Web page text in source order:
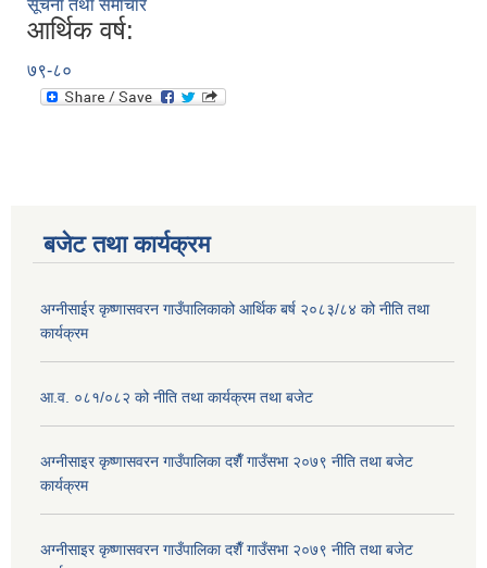
सूचना तथा समाचार
आर्थिक वर्ष:
७९-८०
बजेट तथा कार्यक्रम
अग्नीसाईर कृष्णासवरन गाउँपालिकाको आर्थिक बर्ष २०८३/८४ को नीति तथा
कार्यक्रम
आ.व. ०८१/०८२ को नीति तथा कार्यक्रम तथा बजेट
अग्नीसाइर कृष्णासवरन गाउँपालिका दशैँ गाउँसभा २०७९ नीति तथा बजेट
कार्यक्रम
अग्नीसाइर कृष्णासवरन गाउँपालिका दशैँ गाउँसभा २०७९ नीति तथा बजेट